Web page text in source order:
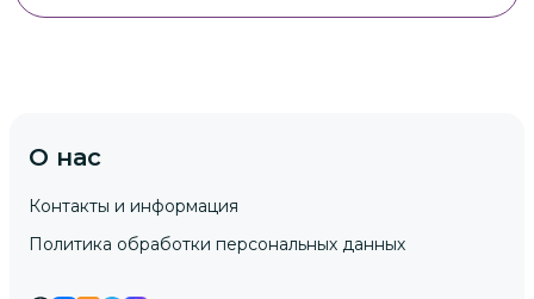
О нас
Контакты и информация
Политика обработки персональных данных